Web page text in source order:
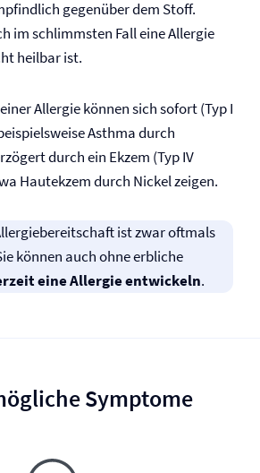
gegenüber dem Stoff.
im schlimmsten Fall eine Allergie
heilbar ist.
Allergie können sich sofort (Typ I
Asthma durch
durch ein Ekzem (Typ IV
Hautekzem durch Nickel zeigen.
ist zwar oftmals
können auch ohne erbliche
eine Allergie entwickeln.
Symptome